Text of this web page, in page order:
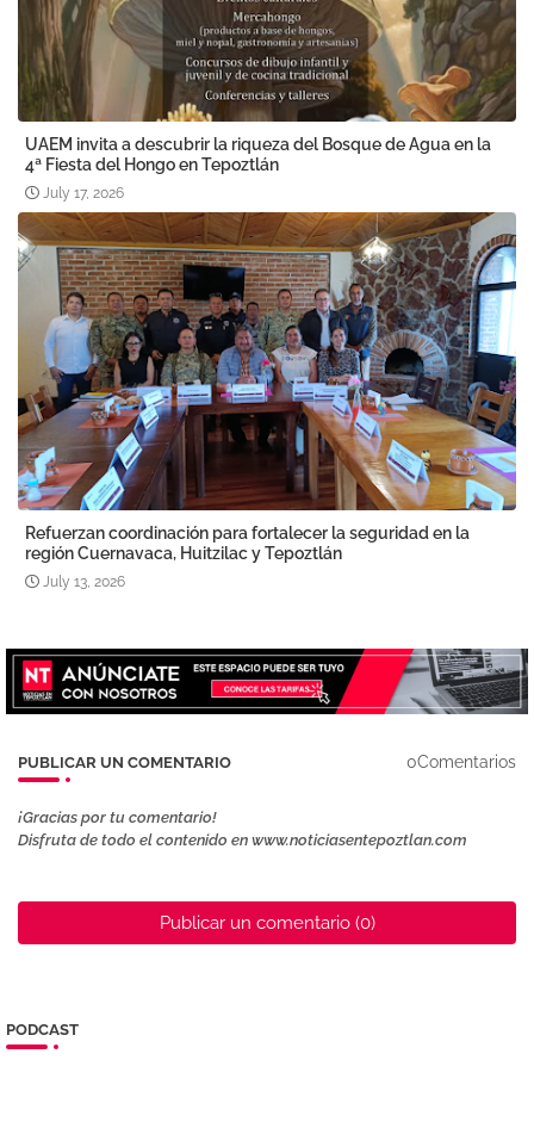
UAEM invita a descubrir la riqueza del Bosque de Agua en la
4ª Fiesta del Hongo en Tepoztlán
July 17, 2026
Refuerzan coordinación para fortalecer la seguridad en la
región Cuernavaca, Huitzilac y Tepoztlán
July 13, 2026
PUBLICAR UN COMENTARIO 0Comentarios
¡Gracias por tu comentario!
Disfruta de todo el contenido en www.noticiasentepoztlan.com
Publicar un comentario (0)
PODCAST